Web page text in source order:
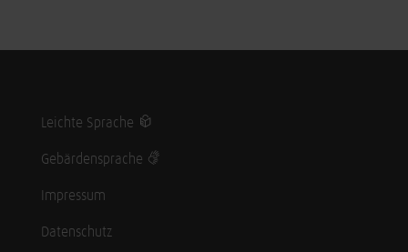
Leichte Sprache
Gebärdensprache
Impressum
Datenschutz